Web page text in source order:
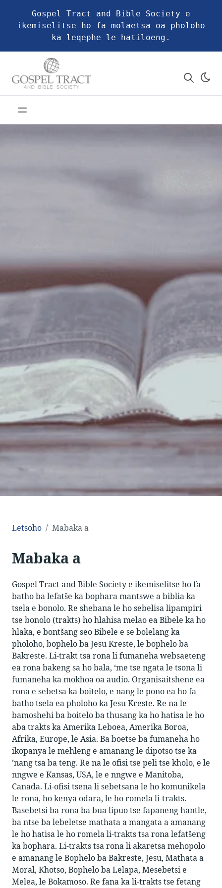
Gospel Tract and Bible Society e
ikemiselitse ho fa molaetsa oa pholoho
ka leqephe le hatiloeng.
Letsoho Mabaka a
Mabaka a
Gospel Tract and Bible Society e ikemiselitse ho fa
batho ba lefatše ka bophara mantswe a biblia ka
tsela e bonolo. Re shebana le ho sebelisa lipampiri
tse bonolo (trakts) ho hlahisa melao ea Bibele ka ho
hlaka, e bontšang seo Bibele e se bolelang ka
pholoho, bophelo ba Jesu Kreste, le bophelo ba
Bakreste. Li-trakt tsa rona li fumaneha websaeteng
ea rona bakeng sa ho bala, ‘me tse ngata le tsona li
fumaneha ka mokhoa oa audio. Organisaitshene ea
rona e sebetsa ka boitelo, e nang le pono ea ho fa
batho tsela ea pholoho ka Jesu Kreste. Re na le
bamoshehi ba boitelo ba thusang ka ho hatisa le ho
aba trakts ka Amerika Leboea, Amerika Boroa,
Afrika, Europe, le Asia. Ba boetse ba fumaneha ho
ikopanya le mehleng e amanang le dipotso tse ka
’nang tsa ba teng. Re na le ofisi tse peli tse kholo, e le
nngwe e Kansas, USA, le e nngwe e Manitoba,
Canada. Li-ofisi tsena li sebetsana le ho komunikela
le rona, ho kenya odara, le ho romela li-trakts.
Basebetsi ba rona ba bua lipuo tse fapaneng hantle,
ba ntse ba lebeletse mathata a mangata a amanang
le ho hatisa le ho romela li-trakts tsa rona lefatšeng
ka bophara. Li-trakts tsa rona li akaretsa mehopolo
e amanang le Bophelo ba Bakreste, Jesu, Mathata a
Moral, Khotso, Bophelo ba Lelapa, Mesebetsi e
Melea, le Bokamoso. Re fana ka li-trakts tse fetang